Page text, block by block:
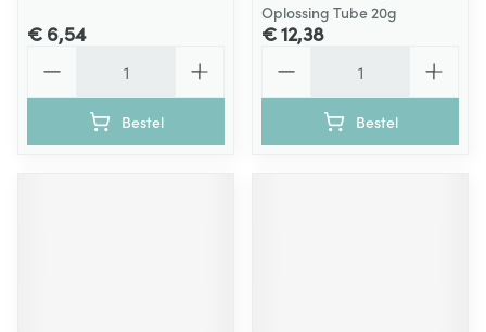
€ 6,54
Bestel
Oplossing Tube 20g
€ 12,38
Bestel